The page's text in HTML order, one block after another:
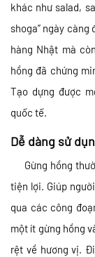
khác như salad,
shoga” ngày
hàng Nhật mà
hồng đã chứng
Tạo dựng được
quốc tế.
Dễ dàng sử
Gừng hồng
tiện lợi. Giúp
qua các công
một ít gừng hồng
rệt về hương vị.